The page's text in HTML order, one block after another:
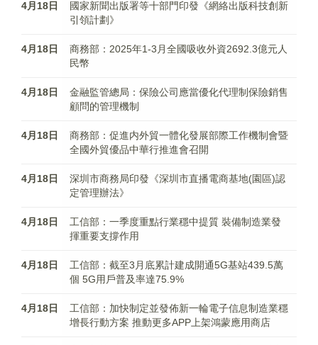
4月18日
國家新聞出版署等十部門印發《網絡出版科技創新
引領計劃》
4月18日
商務部：2025年1-3月全國吸收外資2692.3億元人
民幣
4月18日
金融監管總局：保險公司應當優化代理制保險銷售
顧問的管理機制
4月18日
商務部：促進内外貿一體化發展部際工作機制會暨
全國外貿優品中華行推進會召開
4月18日
深圳市商務局印發《深圳市直播電商基地(園區)認
定管理辦法》
4月18日
工信部：一季度重點行業穩中提質 裝備制造業發
揮重要支撐作用
4月18日
工信部：截至3月底累計建成開通5G基站439.5萬
個 5G用戶普及率達75.9%
4月18日
工信部：加快制定並發佈新一輪電子信息制造業穩
增長行動方案 推動更多APP上架鴻蒙應用商店